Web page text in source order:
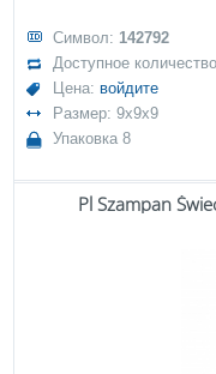
Символ: 142792
Доступное
Цена: войдите
Размер: 9x9x9
Упаковка 8
Pl Szampan